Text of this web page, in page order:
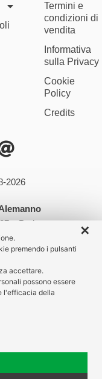
Termini e
condizioni di
vendita
Informativa
sulla Privacy
Cookie
Policy
Credits
2026
– Padova
senza autorizzazione
da copyright ©
✕
premendo i pulsanti
accettare.
possono essere
l'efficacia della